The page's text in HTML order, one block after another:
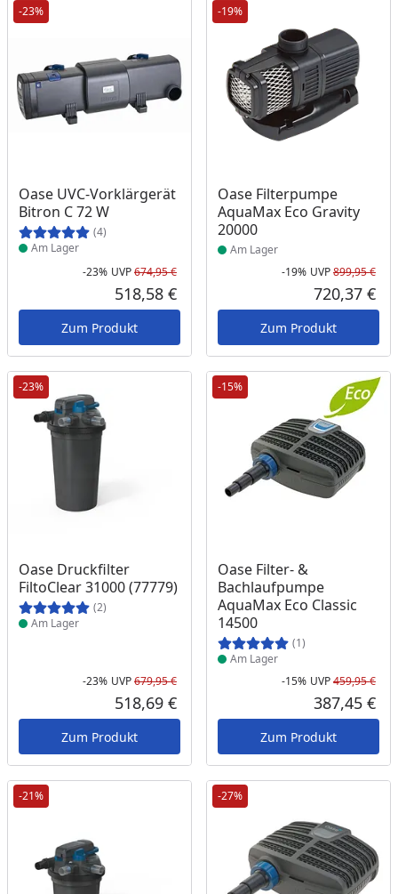
-23%
Oase UVC-Vorklärgerät
Bitron C 72 W
(4)
Produkt am Lager
Am Lager
Rabatt in Prozent
-23%
Ursprünglicher Preis
UVP674,95 €
Aktueller Preis
518,58 €
Zum Produkt
-19%
Oase Filterpumpe
AquaMax Eco Gravity
20000
Produkt am Lager
Am Lager
-19% UVP899,95 €
720,37 €
Zum Produkt
-23%
Oase Druckfilter
FiltoClear 31000 (77779)
(2)
Produkt am Lager
Am Lager
Rabatt in Prozent
-23%
Ursprünglicher Preis
UVP679,95 €
Aktueller Preis
518,69 €
Zum Produkt
-15%
Oase Filter- &
Bachlaufpumpe
AquaMax Eco Classic
14500
(1)
Produkt am Lager
Am Lager
-15% UVP459,95 €
387,45 €
Zum Produkt
-21% -27%